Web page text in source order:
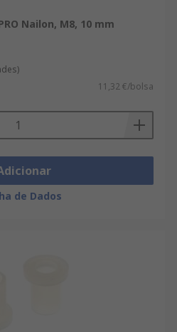
Nailon, M8, 10 mm
11,32 €/bolsa
de Dados